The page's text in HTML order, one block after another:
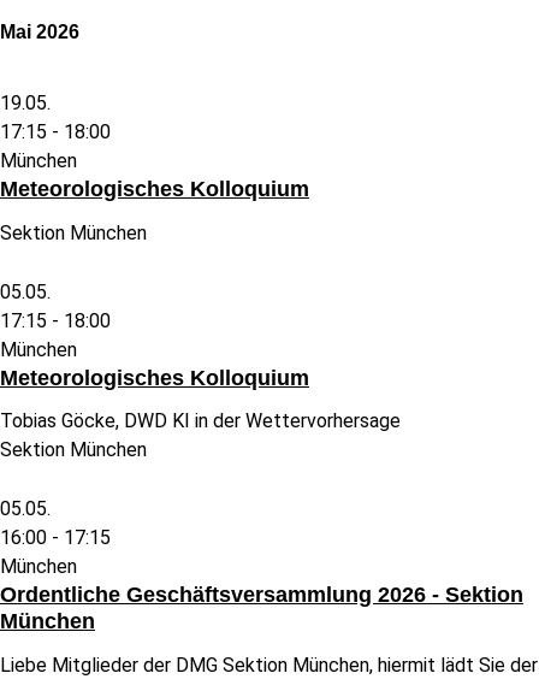
Mai 2026
19.05.
17:15 - 18:00
München
Meteorologisches Kolloquium
Sektion München
05.05.
17:15 - 18:00
München
Meteorologisches Kolloquium
Tobias Göcke, DWD KI in der Wettervorhersage
Sektion München
05.05.
16:00 - 17:15
München
Ordentliche Geschäftsversammlung 2026 - Sektion
München
Liebe Mitglieder der DMG Sektion München, hiermit lädt Sie der